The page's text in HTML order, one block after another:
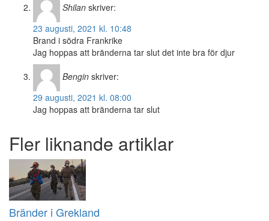
Shilan skriver:
23 augusti, 2021 kl. 10:48
Brand i södra Frankrike
Jag hoppas att bränderna tar slut det inte bra för djur
Bengin skriver:
29 augusti, 2021 kl. 08:00
Jag hoppas att bränderna tar slut
Fler liknande artiklar
Bränder i Grekland